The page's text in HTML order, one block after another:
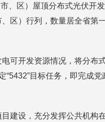
、区）屋顶分布式光伏开
区）行列，数量居全省第
可开发资源情况，将分布
目标任务，即完成
建设，充分发挥公共机构